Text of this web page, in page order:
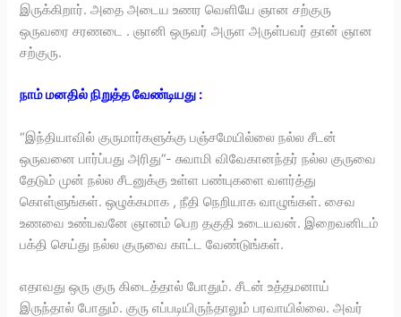
இருக்கிறார். அதை அடைய உணர வெளியே ஞான சற்குரு
ஒருவரை சரணடை . ஞானி ஒருவர் அருள அருள்பவர் தான் ஞான
சற்குரு.
நாம் மனதில் நிறுத்த வேண்டியது :
“இந்தியாவில் குருமார்களுக்கு பஞ்சமேயில்லை நல்ல சீடன்
ஒருவனை பார்ப்பது அரிது”- சுவாமி விவேகானந்தர் நல்ல குருவை
தேடும் முன் நல்ல சீடனுக்கு உள்ள பண்புகளை வளர்த்து
கொள்ளுங்கள். ஒழுக்கமாக , நீதி நெறியாக வாழுங்கள். சைவ
உணவை உண்பவனே ஞானம் பெற தகுதி உடையவன். இறைவனிடம்
பக்தி செய்து நல்ல குருவை காட்ட வேண்டுங்கள்.
எதாவது ஒரு குரு கிடைத்தால் போதும். சீடன் உத்தமனாய்
இருந்தால் போதும். குரு எப்படியிருந்தாலும் பரவாயில்லை. அவர்